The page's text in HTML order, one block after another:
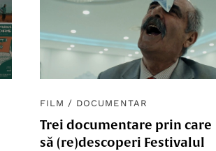
FILM / DOCUMENTAR
Trei documentare prin care
să (re)descoperi Festivalul